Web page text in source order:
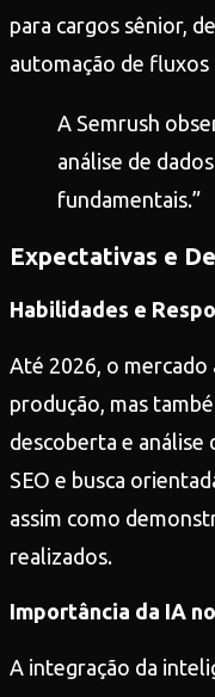
para cargos sênior,
automação de fluxos
A Semrush
análise de
fundamentais.”
Expectativas e
Habilidades e
Até 2026, o
produção, mas
descoberta e análise
SEO e busca
assim como
realizados.
Importância da IA
A integração da